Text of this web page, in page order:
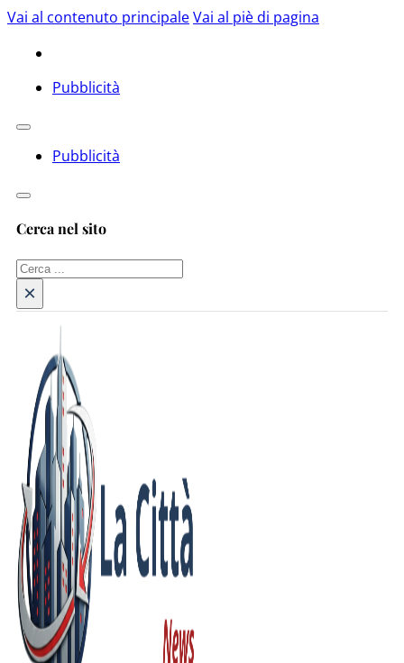
Vai al contenuto principaleVai al piè di pagina
Pubblicità
Pubblicità
Cerca nel sito
Cerca
×